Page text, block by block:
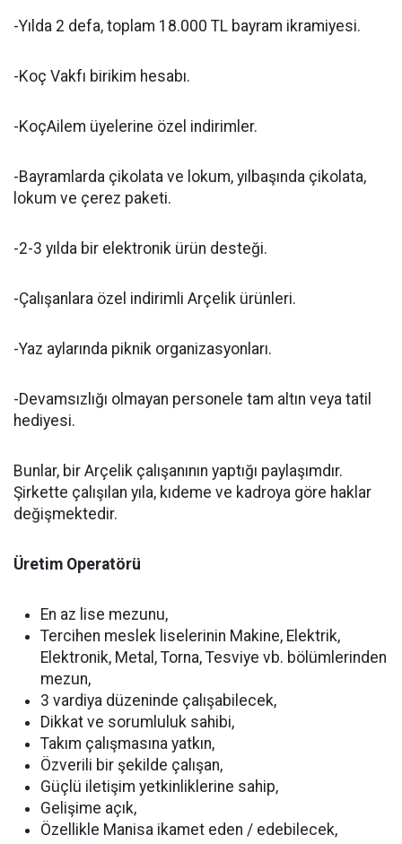
-Yılda 2 defa, toplam 18.000 TL bayram ikramiyesi.
-Koç Vakfı birikim hesabı.
-KoçAilem üyelerine özel indirimler.
-Bayramlarda çikolata ve lokum, yılbaşında çikolata,
lokum ve çerez paketi.
-2-3 yılda bir elektronik ürün desteği.
-Çalışanlara özel indirimli Arçelik ürünleri.
-Yaz aylarında piknik organizasyonları.
-Devamsızlığı olmayan personele tam altın veya tatil
hediyesi.
Bunlar, bir Arçelik çalışanının yaptığı paylaşımdır.
Şirkette çalışılan yıla, kıdeme ve kadroya göre haklar
değişmektedir.
Üretim Operatörü
En az lise mezunu,
Tercihen meslek liselerinin Makine, Elektrik,
Elektronik, Metal, Torna, Tesviye vb. bölümlerinden
mezun,
3 vardiya düzeninde çalışabilecek,
Dikkat ve sorumluluk sahibi,
Takım çalışmasına yatkın,
Özverili bir şekilde çalışan,
Güçlü iletişim yetkinliklerine sahip,
Gelişime açık,
Özellikle Manisa ikamet eden / edebilecek,